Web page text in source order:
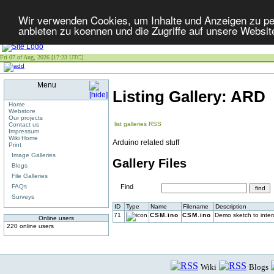
Wir verwenden Cookies, um Inhalte und Anzeigen zu
anbieten zu koennen und die Zugriffe auf unsere
Fri 07 of Aug, 2026 [17:23 UTC]
Menu
Home
Webstore
Our projects
Contact us
Impressum
Wiki Home
Print
Image Galleries
Blogs
File Galleries
FAQs
Surveys
Online users
220 online users
Listing Gallery: ARD
list galleries RSS
Arduino related stuff
Gallery Files
Find
ID Type Name Filename
Description
71
CSM.ino CSM.ino Demo sketch to
Wiki Blogs